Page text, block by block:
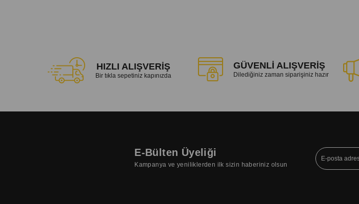
HIZLI ALIŞVERİŞ
Bir tıkla sepetiniz kapınızda
GÜVENLİ ALIŞVERİŞ
Dilediğiniz zaman siparişiniz hazır
E-Bülten Üyeliği
Kampanya ve yeniliklerden ilk sizin haberiniz olsun